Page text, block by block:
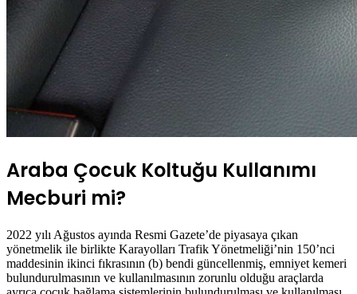
Araba Çocuk Koltuğu Kullanımı
Mecburi mi?
2022 yılı Ağustos ayında Resmi Gazete’de piyasaya çıkan
yönetmelik ile birlikte Karayolları Trafik Yönetmeliği’nin 150’nci
maddesinin ikinci fıkrasının (b) bendi güncellenmiş, emniyet kemeri
bulundurulmasının ve kullanılmasının zorunlu olduğu araçlarda